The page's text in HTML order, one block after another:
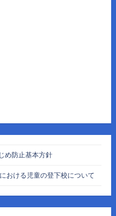
め防止基本方針
おける児童の登下校について